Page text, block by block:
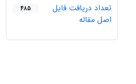
تعداد دریافت فایل
اصل مقاله
485